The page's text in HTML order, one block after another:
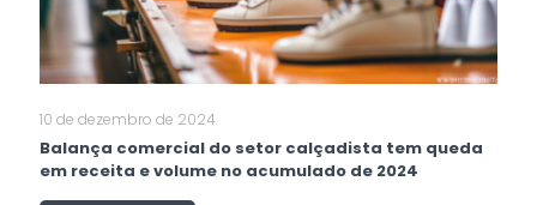
10 de dezembro de 2024
Balança comercial do setor calçadista tem queda
em receita e volume no acumulado de 2024